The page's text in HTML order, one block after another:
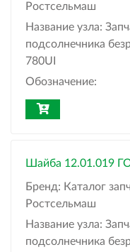
Ростсельмаш
Название узла:
подсолнечника
780UI
Обозначение:
Шайба 12.01.019
Бренд: Каталог
Ростсельмаш
Название узла:
подсолнечника